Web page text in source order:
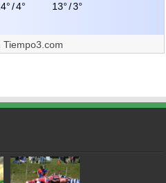
/4° 13°/3°
Tiempo3.com